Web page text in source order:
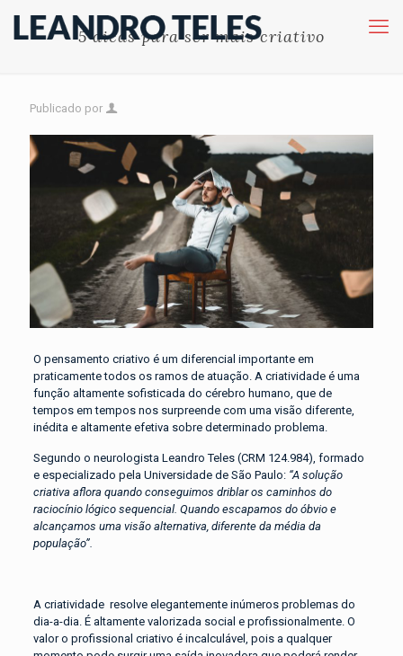
5 dicas para ser mais criativo
Publicado por
O pensamento criativo é um diferencial importante em
praticamente todos os ramos de atuação. A criatividade é uma
função altamente sofisticada do cérebro humano, que de
tempos em tempos nos surpreende com uma visão diferente,
inédita e altamente efetiva sobre determinado problema.
Segundo o neurologista Leandro Teles (CRM 124.984), formado
e especializado pela Universidade de São Paulo: “A solução
criativa aflora quando conseguimos driblar os caminhos do
raciocínio lógico sequencial. Quando escapamos do óbvio e
alcançamos uma visão alternativa, diferente da média da
população”.
A criatividade resolve elegantemente inúmeros problemas do
dia-a-dia. É altamente valorizada social e profissionalmente. O
valor o profissional criativo é incalculável, pois a qualquer